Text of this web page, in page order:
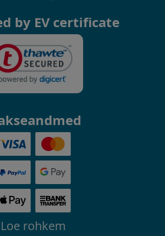
by EV certificate
Loe rohkem